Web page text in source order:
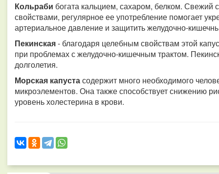
Кольраби богата кальцием, сахаром, белком.
свойствами, регулярное ее употребление помогает
артериальное давление и защитить желудочно-
Пекинская- благодаря целебным свойствам этой
при проблемах с желудочно-кишечным трактом.
долголетия.
Морская капустасодержит много необходимого
микроэлементов. Она также способствует снижению
уровень холестерина в крови.